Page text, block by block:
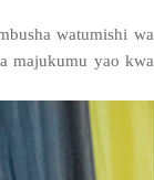
watumishi wa
majukumu yao kwa